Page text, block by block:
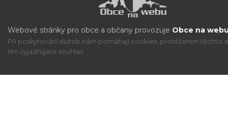
Webové stránky pro obce a občany provozuje Obce na
Při poskytování služeb nám pomáhají cookies, prohlížením těchto
tím vyjadřujete souhlas.